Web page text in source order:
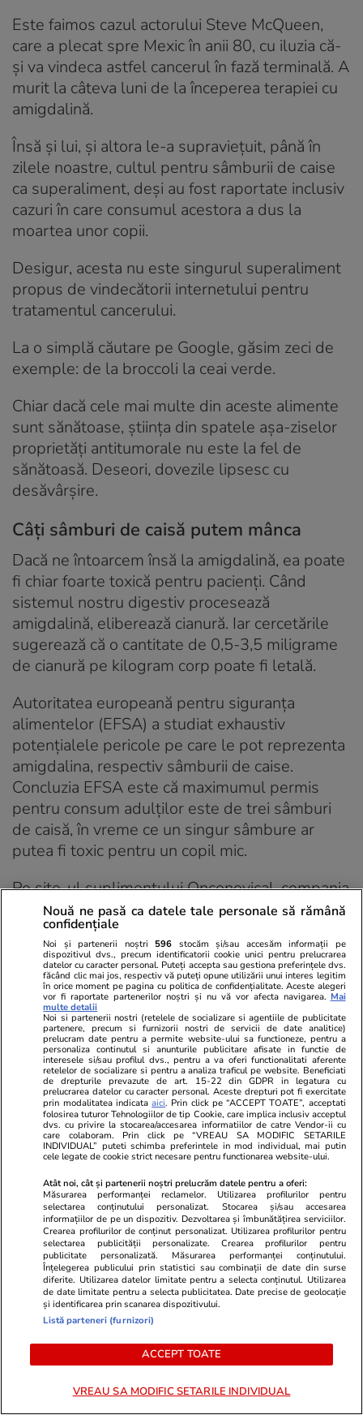
Este faimos cazul actorului Steve McQueen,
care a plecat spre Mexic în anii 80, cu iluzia că-
și va vindeca astfel cancerul în fază terminală. A
murit la câteva luni de la începerea terapiei cu
amigdalină.
Însă și lui, și altora le-a supraviețuit, până în
zilele noastre, cultul pentru sâmburii de caise
ca superaliment, deși au fost raportate inclusiv
cazuri în care consumul acestora a dus la
moartea unor copii.
Desigur, acesta nu este singurul superaliment
propus de vindecătorii internetului pentru
tratamentul cancerului.
La o simplă căutare pe Google, găsim zeci de
exemple: de la broccoli la ceai verde.
Chiar dacă cele mai multe din aceste alimente
sunt sănătoase, știința din spatele așa-ziselor
proprietăți antitumorale nu este la fel de
sănătoasă. Deseori, dovezile lipsesc cu
desăvârșire.
Câți sâmburi de caisă putem mânca
Dacă ne întoarcem însă la amigdalină, ea poate
fi chiar foarte toxică pentru pacienți. Când
sistemul nostru digestiv procesează
amigdalină, eliberează cianură. Iar cercetările
sugerează că o cantitate de 0,5-3,5 miligrame
de cianură pe kilogram corp poate fi letală.
Autoritatea europeană pentru siguranța
alimentelor (EFSA) a studiat exhaustiv
potențialele pericole pe care le pot reprezenta
amigdalina, respectiv sâmburii de caise.
Concluzia EFSA este că maximumul permis
pentru consum adulților este de trei sâmburi
de caisă, în vreme ce un singur sâmbure ar
putea fi toxic pentru un copil mic.
Pe site-ul suplimentului Onconovical, compania
pretinde că nu există posibilitatea ca produsul
să inducă vreun efect secundar deoarece: „doar
substanțele chimice pot crea efecte adverse”.
Știința ne spune însă altceva: în cantități prea
mari, chiar și apa este toxică.
Oncologul Dan Jinga: «Suplimentele
alimentare pot face mai toxice
medicamentele contra cancerului»
Dan Jinga este oncolog, cercetător și adept al
medicinii bazate pe dovezi.
Lucrează la Spitalul Universitar de Urgență
București, cel mai mare din România.
Când îl întrebăm cum se raportează la folosirea
suplimentelor alimentare din pulberi de plante
de către bolnavii de cancer, oncologul Dan
Jinga tranșează scurt: „Noi nu le utilizăm și nu
le recomandăm. Noi le recomandăm pacienților
să se limiteze la tratamentele standard. Nu
putem să recomandăm toate bazaconiile de pe
Nouă ne pasă ca datele tale personale să rămână
confidențiale
Noi și partenerii noștri 596 stocăm și/sau accesăm informații pe
dispozitivul dvs., precum identificatorii cookie unici pentru prelucrarea
datelor cu caracter personal. Puteți accepta sau gestiona preferințele dvs.
făcând clic mai jos, respectiv vă puteți opune utilizării unui interes legitim
în orice moment pe pagina cu politica de confidențialitate. Aceste alegeri
vor fi raportate partenerilor noștri și nu vă vor afecta navigarea. Mai
multe detalii
Noi si partenerii nostri (retelele de socializare si agentiile de publicitate
partenere, precum si furnizorii nostri de servicii de date analitice)
prelucram date pentru a permite website-ului sa functioneze, pentru a
personaliza continutul si anunturile publicitare afisate in functie de
interesele si/sau profilul dvs., pentru a va oferi functionalitati aferente
retelelor de socializare si pentru a analiza traficul pe website. Beneficiati
de drepturile prevazute de art. 15-22 din GDPR in legatura cu
prelucrarea datelor cu caracter personal. Aceste drepturi pot fi exercitate
prin modalitatea indicataaici. Prin click pe “ACCEPT TOATE”, acceptati
folosirea tuturor Tehnologiilor de tip Cookie, care implica inclusiv acceptul
dvs. cu privire la stocarea/accesarea informatiilor de catre Vendor-ii cu
care colaboram. Prin click pe “VREAU SA MODIFIC SETARILE
INDIVIDUAL” puteti schimba preferintele in mod individual, mai putin
cele legate de cookie strict necesare pentru functionarea website-ului.
Atât noi, cât și partenerii noștri prelucrăm datele pentru a oferi:
Măsurarea performanței reclamelor. Utilizarea profilurilor pentru
selectarea conținutului personalizat. Stocarea și/sau accesarea
informațiilor de pe un dispozitiv. Dezvoltarea și îmbunătățirea serviciilor.
Crearea profilurilor de conținut personalizat. Utilizarea profilurilor pentru
selectarea publicității personalizate. Crearea profilurilor pentru
publicitate personalizată. Măsurarea performanței conținutului.
Înțelegerea publicului prin statistici sau combinații de date din surse
diferite. Utilizarea datelor limitate pentru a selecta conținutul. Utilizarea
de date limitate pentru a selecta publicitatea. Date precise de geolocație
și identificarea prin scanarea dispozitivului.
Listă parteneri (furnizori)
ACCEPT TOATE
VREAU SA MODIFIC SETARILE INDIVIDUAL